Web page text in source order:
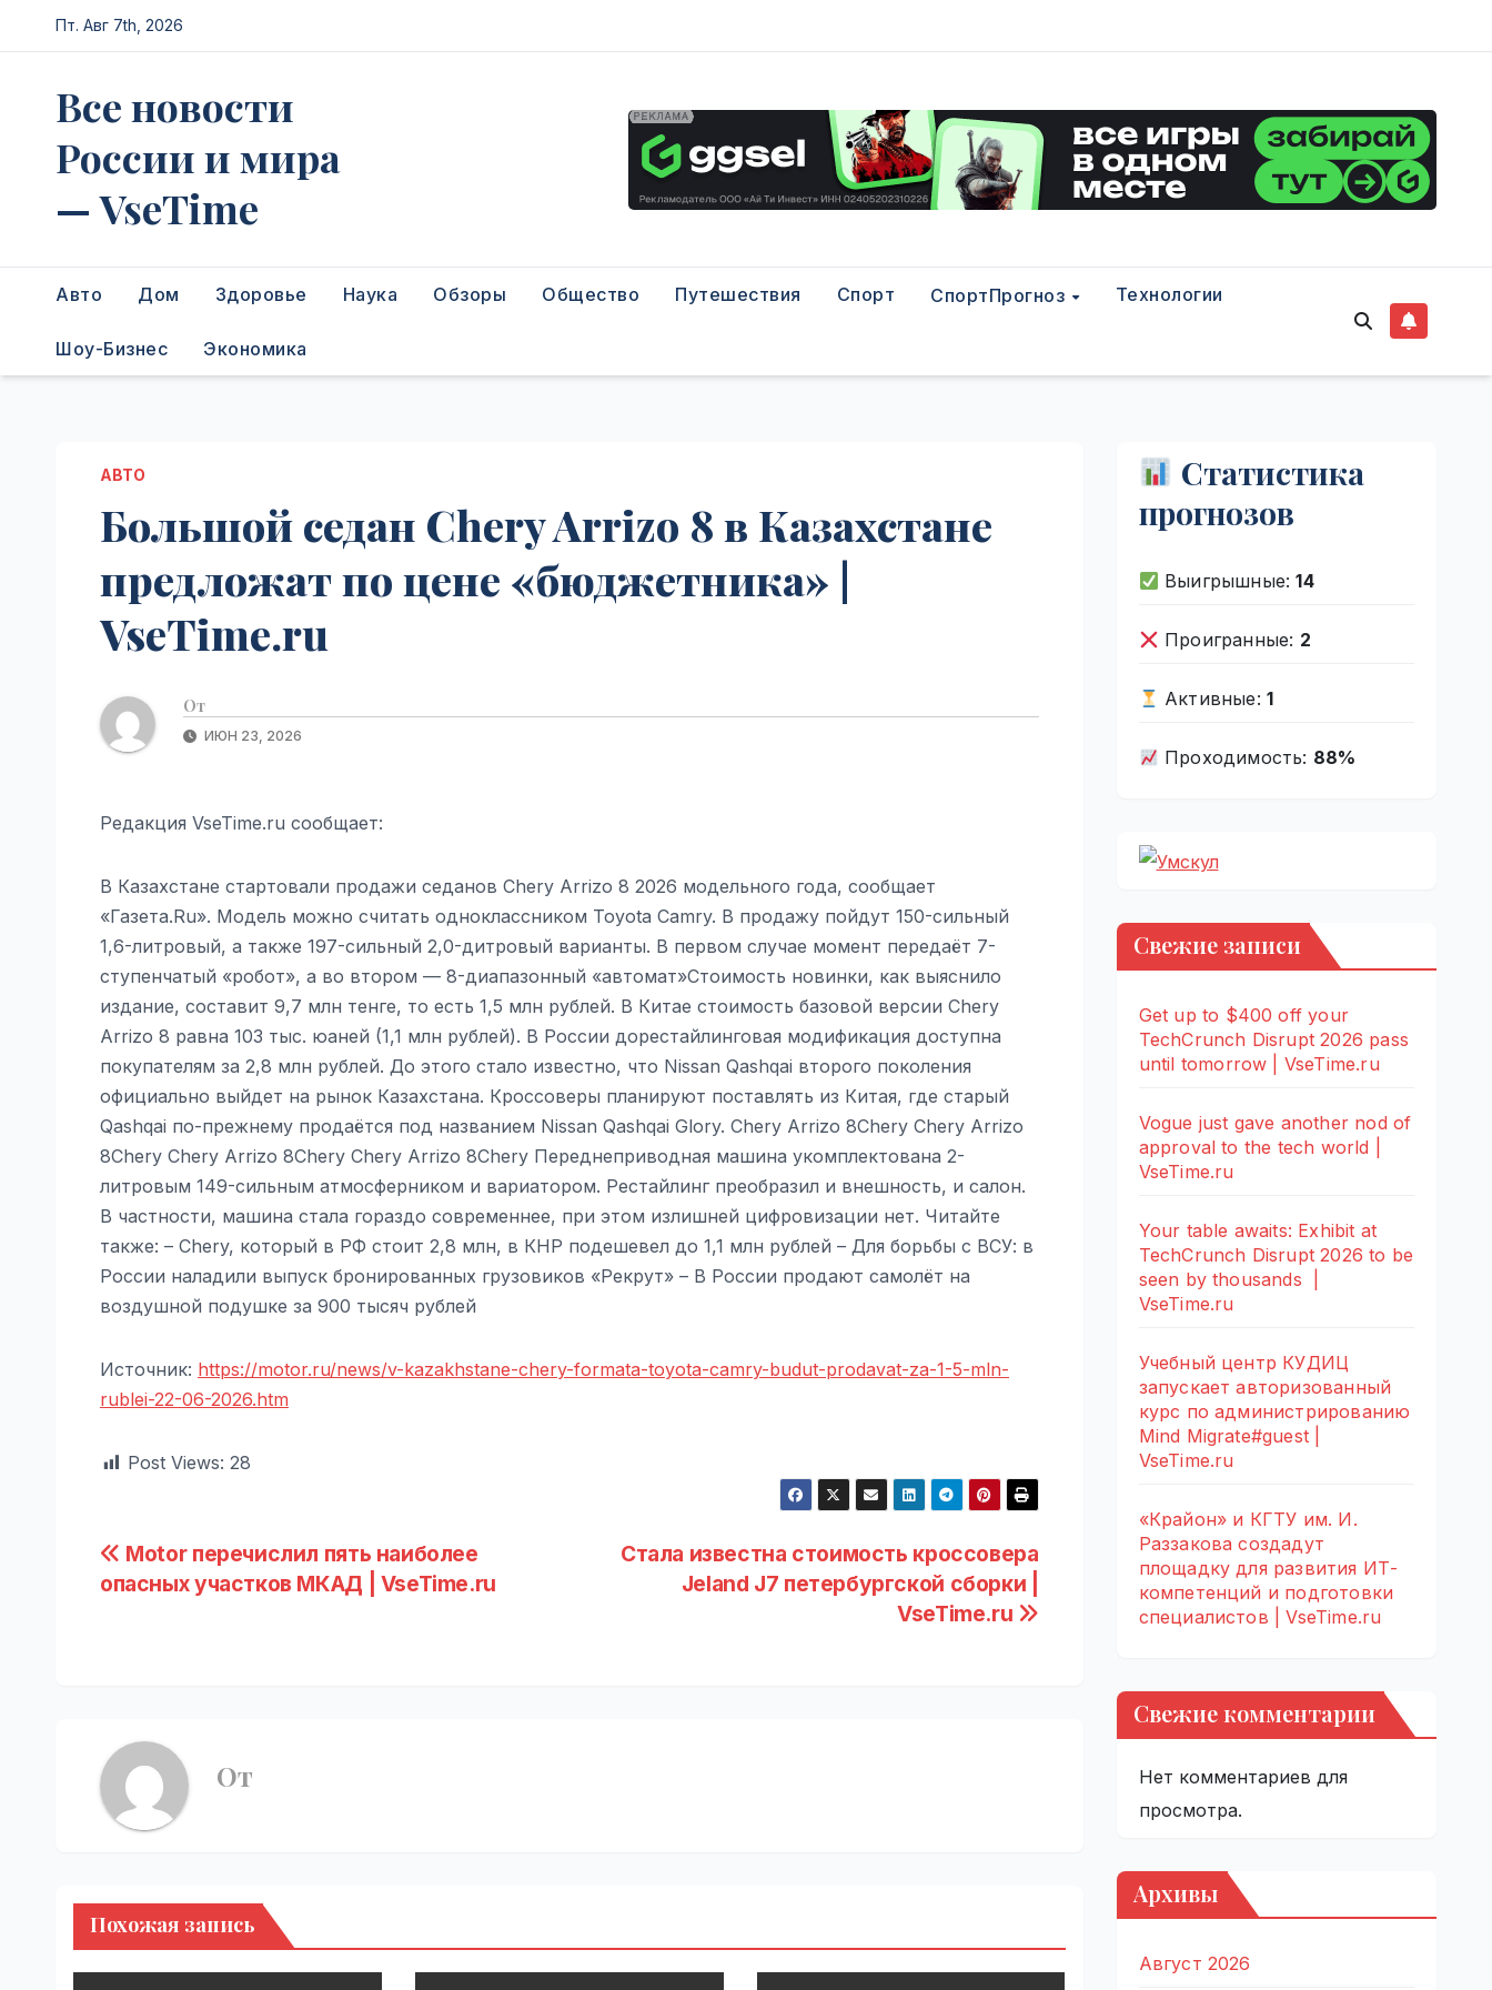
Перейти
к
Пт. Авг 7th, 2026
Все новости
России и мира
— VseTime
Авто Дом Здоровье Наука Обзоры Общество Путешествия Спорт СпортПрогноз Технологии
Шоу-Бизнес Экономика
АВТО
Большой седан Chery Arrizo 8 в Казахстане
предложат по цене «бюджетника» |
VseTime.ru
От
ИЮН 23, 2026
Редакция VseTime.ru сообщает:
В Казахстане стартовали продажи седанов Chery Arrizo 8 2026 модельного года, сообщает
«Газета.Ru». Модель можно считать одноклассником Toyota Camry. В продажу пойдут 150-сильный
1,6-литровый, а также 197-сильный 2,0-дитровый варианты. В первом случае момент передаёт 7-
ступенчатый «робот», а во втором — 8-диапазонный «автомат»Стоимость новинки, как выяснило
издание, составит 9,7 млн тенге, то есть 1,5 млн рублей. В Китае стоимость базовой версии Chery
Arrizo 8 равна 103 тыс. юаней (1,1 млн рублей). В России дорестайлинговая модификация доступна
покупателям за 2,8 млн рублей. До этого стало известно, что Nissan Qashqai второго поколения
официально выйдет на рынок Казахстана. Кроссоверы планируют поставлять из Китая, где старый
Qashqai по-прежнему продаётся под названием Nissan Qashqai Glory. Chery Arrizo 8Chery Chery Arrizo
8Chery Chery Arrizo 8Chery Chery Arrizo 8Chery Переднеприводная машина укомплектована 2-
литровым 149-сильным атмосферником и вариатором. Рестайлинг преобразил и внешность, и салон.
В частности, машина стала гораздо современнее, при этом излишней цифровизации нет. Читайте
также: – Chery, который в РФ стоит 2,8 млн, в КНР подешевел до 1,1 млн рублей – Для борьбы с ВСУ: в
России наладили выпуск бронированных грузовиков «Рекрут» – В России продают самолёт на
воздушной подушке за 900 тысяч рублей
Источник: https://motor.ru/news/v-kazakhstane-chery-formata-toyota-camry-budut-prodavat-za-1-5-mln-
rublei-22-06-2026.htm
Post Views: 28
Навигация
по
Стала известна стоимость кроссовера
Jeland J7 петербургской сборки |
VseTime.ru
Motor перечислил пять наиболее
опасных участков МКАД | VseTime.ru
От
Похожая запись
Статистика
прогнозов
Выигрышные:14
Проигранные: 2
Активные: 1
Проходимость: 88%
Свежие записи
Get up to $400 off your
TechCrunch Disrupt 2026 pass
until tomorrow | VseTime.ru
Vogue just gave another nod of
approval to the tech world |
VseTime.ru
Your table awaits: Exhibit at
TechCrunch Disrupt 2026 to be
seen by thousands |
VseTime.ru
Учебный центр КУДИЦ
запускает авторизованный
курс по администрированию
Mind Migrate#guest |
VseTime.ru
«Крайон» и КГТУ им. И.
Раззакова создадут
площадку для развития ИТ-
компетенций и подготовки
специалистов | VseTime.ru
Свежие комментарии
Нет комментариев для
просмотра.
Архивы
Август 2026